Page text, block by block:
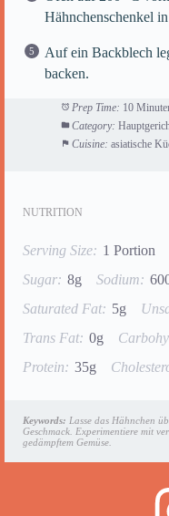
Hähnchenschenkel
Auf ein Backblech
backen.
Prep Time: 10
Category:
Cuisine: asiatische
NUTRITION
Serving Size: 1 Portion
Sugar: 8g Sodium:
Saturated Fat: 5g
Trans Fat: 0g
Protein: 35g
Keywords: Lasse das Hähnchen
Geschmack. Experimentiere mit
gedämpftem Gemüse.